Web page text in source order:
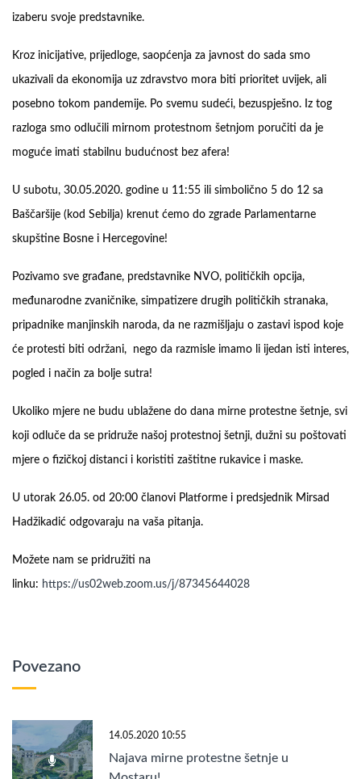
izaberu svoje predstavnike.
Kroz inicijative, prijedloge, saopćenja za javnost do sada smo
ukazivali da ekonomija uz zdravstvo mora biti prioritet uvijek, ali
posebno tokom pandemije. Po svemu sudeći, bezuspješno. Iz tog
razloga smo odlučili mirnom protestnom šetnjom poručiti da je
moguće imati stabilnu budućnost bez afera!
U subotu, 30.05.2020. godine u 11:55 ili simbolično 5 do 12 sa
Baščaršije (kod Sebilja) krenut ćemo do zgrade Parlamentarne
skupštine Bosne i Hercegovine!
Pozivamo sve građane, predstavnike NVO, političkih opcija,
međunarodne zvaničnike, simpatizere drugih političkih stranaka,
pripadnike manjinskih naroda, da ne razmišljaju o zastavi ispod koje
će protesti biti održani, nego da razmisle imamo li ijedan isti interes,
pogled i način za bolje sutra!
Ukoliko mjere ne budu ublažene do dana mirne protestne šetnje, svi
koji odluče da se pridruže našoj protestnoj šetnji, dužni su poštovati
mjere o fizičkoj distanci i koristiti zaštitne rukavice i maske.
U utorak 26.05. od 20:00 članovi Platforme i predsjednik Mirsad
Hadžikadić odgovaraju na vaša pitanja.
Možete nam se pridružiti na
linku: https://us02web.zoom.us/j/87345644028
Povezano
14.05.2020 10:55
Najava mirne protestne šetnje u